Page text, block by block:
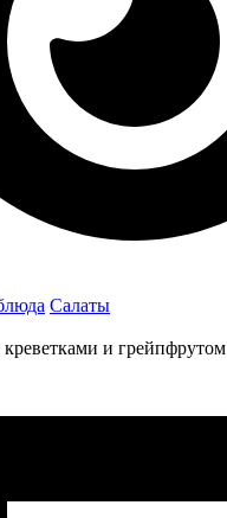
Салаты
креветками и грейпфрутом